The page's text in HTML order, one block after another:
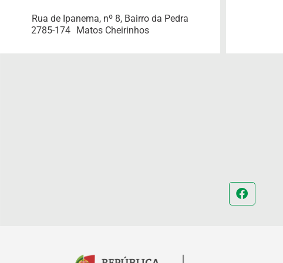
Rua de Ipanema, nº 8, Bairro da Pedra
2785-174
Matos Cheirinhos